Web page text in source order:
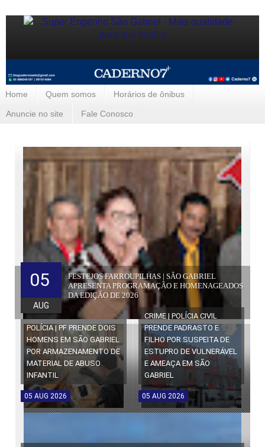
Home Quem somos Horários de ônibus
Anuncie no site Fale Conosco
FESTEJOS FARROUPILHAS | SÃO GABRIEL
APRESENTA PROGRAMAÇÃO E HOMENAGEADOS
DA EDIÇÃO DE 2026
05
AUG
POLÍCIA | PF PRENDE DOIS
HOMENS EM SÃO GABRIEL
POR ARMAZENAMENTO DE
MATERIAL DE ABUSO
INFANTIL
05 AUG 2026
CRIME | POLÍCIA CIVIL
PRENDE PADRASTO E
FILHO POR SUSPEITA DE
ESTUPRO DE VULNERÁVEL
E AMEAÇA EM SÃO
GABRIEL
05 AUG 2026